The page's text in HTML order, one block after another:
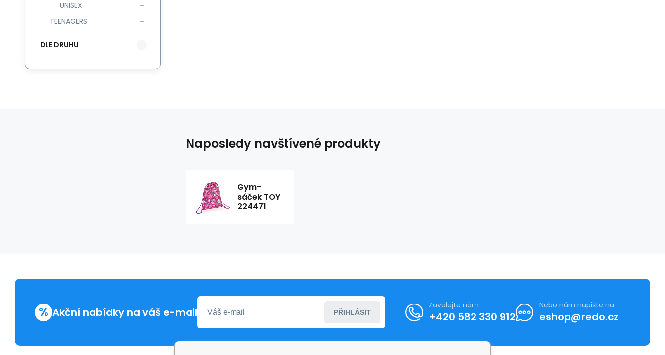
UNISEX
TEENAGERS
DLE DRUHU
Naposledy navštívené produkty
Gym-
sáček TOY
224471
% Akční nabídky na váš e-mail PŘIHLÁSIT
Zavolejte nám
+420 582 330 912
Nebo nám napište na
eshop@redo.cz